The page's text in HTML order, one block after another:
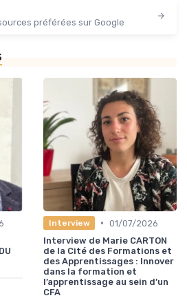
préférées sur Google
Interview • 01/07/2026
Interview de Marie CARTON
de la Cité des Formations et
des Apprentissages : Innover
dans la formation et
l’apprentissage au sein d’un
CFA